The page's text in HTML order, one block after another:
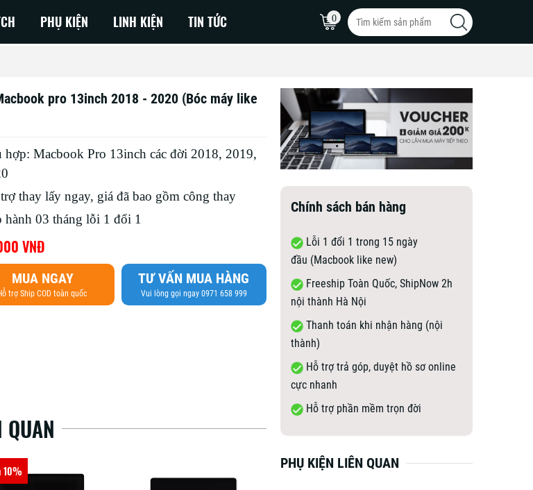
Macbook Air M3
MacBook Pro M2
MacBook Pro 16inch
MacBook Pro 15inch
MacBook Pro 14inch
PHỤ KIỆN LINH KIỆN TIN TỨC 0
pro 13inch 2018 - 2020 (Bóc máy like
hợp: Macbook Pro 13inch các đời 2018, 2019,
thay lấy ngay, giá đã bao gồm công thay
hành 03 tháng lỗi 1 đổi 1
VNĐ
MUA NGAY
trợ Ship COD toàn quốc
TƯ VẤN MUA HÀNG
Vui lòng gọi ngay 0971 658 999
Giảm 10%
Chính sách bán hàng
Lỗi 1 đổi 1 trong 15 ngày
đầu (Macbook like new)
Freeship Toàn Quốc, ShipNow 2h
nội thành Hà Nội
Thanh toán khi nhận hàng (nội
thành)
Hỗ trợ trả góp, duyệt hồ sơ online
cực nhanh
Hỗ trợ phần mềm trọn đời
PHỤ KIỆN LIÊN QUAN